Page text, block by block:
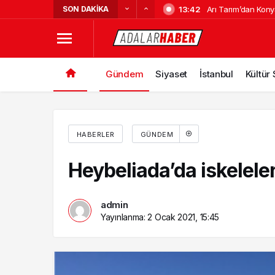
SON DAKIKA 13:42
Arı Tarım’dan
15:37
Adalar’da
İndirimden
19:50
Heybeliada Deniz
Adalar Vapur
Gündem Siyaset İstanbul Kültür
HABERLER GÜNDEM
Heybeliada’da
admin
Yayınlanma:2 Ocak 2021, 15:45